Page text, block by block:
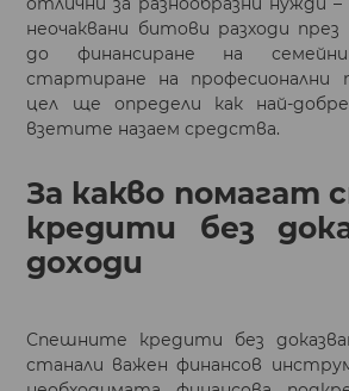
неочаквани битови разходи
до финансиране на
стартиране на професионални
цел ще определи как най-
взетите назаем средства.
За какво помагат
кредити без
доходи
Спешните кредити без
станали важен финансов